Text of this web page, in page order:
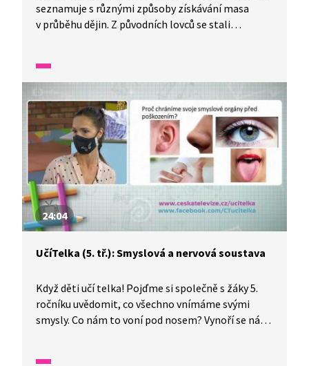
seznamuje s různými způsoby získávání masa
v průběhu dějin. Z původních lovců se stali
druhů a dále zpracovává. Pro malé kuchaře je zde
i návod na přípravu masitého pokrmu.
24:04
UčíTelka (5. tř.): Smyslová a nervová soustava
Když děti učí telka! Pojďme si společně s žáky 5.
ročníku uvědomit, co všechno vnímáme svými
smysly. Co nám to voní pod nosem? Vynoří se nám